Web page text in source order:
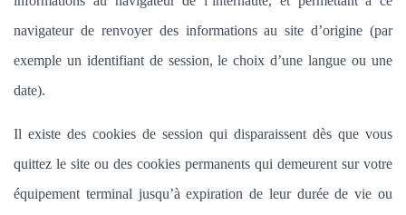
navigateur de renvoyer des informations au site d’origine (par
exemple un identifiant de session, le choix d’une langue ou une
date).
Il existe des cookies de session qui disparaissent dès que vous
quittez le site ou des cookies permanents qui demeurent sur votre
équipement terminal jusqu’à expiration de leur durée de vie ou